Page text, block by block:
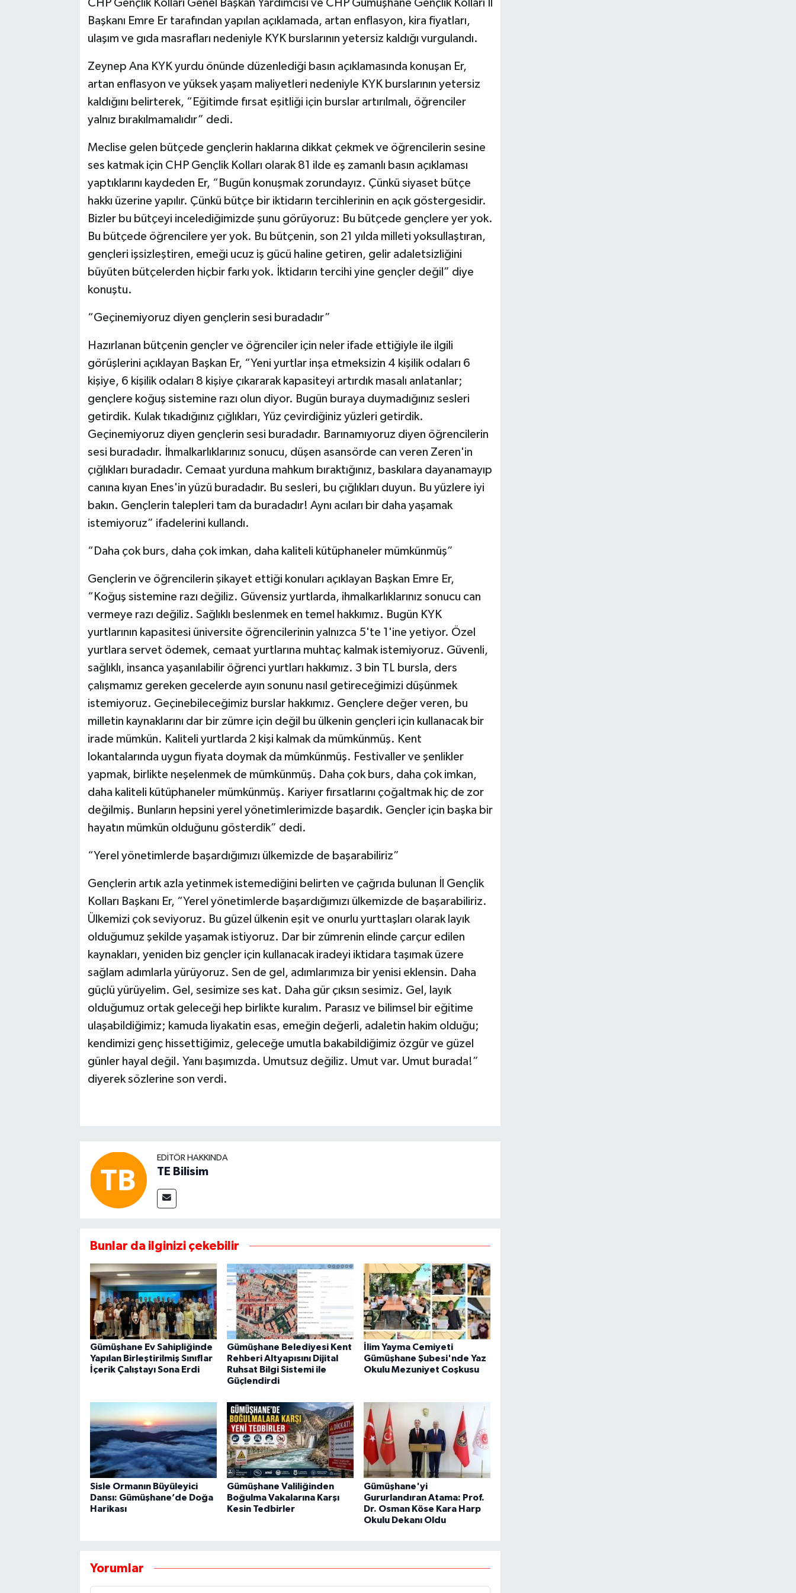
CHP Gençlik Kolları Genel Başkan Yardımcısı ve CHP Gümüşhane Gençlik Kolları İl
Başkanı Emre Er tarafından yapılan açıklamada, artan enflasyon, kira fiyatları,
ulaşım ve gıda masrafları nedeniyle KYK burslarının yetersiz kaldığı vurgulandı.
Zeynep Ana KYK yurdu önünde düzenlediği basın açıklamasında konuşan Er,
artan enflasyon ve yüksek yaşam maliyetleri nedeniyle KYK burslarının yetersiz
kaldığını belirterek, “Eğitimde fırsat eşitliği için burslar artırılmalı, öğrenciler
yalnız bırakılmamalıdır” dedi.
Meclise gelen bütçede gençlerin haklarına dikkat çekmek ve öğrencilerin sesine
ses katmak için CHP Gençlik Kolları olarak 81 ilde eş zamanlı basın açıklaması
yaptıklarını kaydeden Er, “Bugün konuşmak zorundayız. Çünkü siyaset bütçe
hakkı üzerine yapılır. Çünkü bütçe bir iktidarın tercihlerinin en açık göstergesidir.
Bizler bu bütçeyi incelediğimizde şunu görüyoruz: Bu bütçede gençlere yer yok.
Bu bütçede öğrencilere yer yok. Bu bütçenin, son 21 yılda milleti yoksullaştıran,
gençleri işsizleştiren, emeği ucuz iş gücü haline getiren, gelir adaletsizliğini
büyüten bütçelerden hiçbir farkı yok. İktidarın tercihi yine gençler değil” diye
konuştu.
“Geçinemiyoruz diyen gençlerin sesi buradadır”
Hazırlanan bütçenin gençler ve öğrenciler için neler ifade ettiğiyle ile ilgili
görüşlerini açıklayan Başkan Er, “Yeni yurtlar inşa etmeksizin 4 kişilik odaları 6
kişiye, 6 kişilik odaları 8 kişiye çıkararak kapasiteyi artırdık masalı anlatanlar;
gençlere koğuş sistemine razı olun diyor. Bugün buraya duymadığınız sesleri
getirdik. Kulak tıkadığınız çığlıkları, Yüz çevirdiğiniz yüzleri getirdik.
Geçinemiyoruz diyen gençlerin sesi buradadır. Barınamıyoruz diyen öğrencilerin
sesi buradadır. İhmalkarlıklarınız sonucu, düşen asansörde can veren Zeren'in
çığlıkları buradadır. Cemaat yurduna mahkum bıraktığınız, baskılara dayanamayıp
canına kıyan Enes'in yüzü buradadır. Bu sesleri, bu çığlıkları duyun. Bu yüzlere iyi
bakın. Gençlerin talepleri tam da buradadır! Aynı acıları bir daha yaşamak
istemiyoruz” ifadelerini kullandı.
“Daha çok burs, daha çok imkan, daha kaliteli kütüphaneler mümkünmüş”
Gençlerin ve öğrencilerin şikayet ettiği konuları açıklayan Başkan Emre Er,
“Koğuş sistemine razı değiliz. Güvensiz yurtlarda, ihmalkarlıklarınız sonucu can
vermeye razı değiliz. Sağlıklı beslenmek en temel hakkımız. Bugün KYK
yurtlarının kapasitesi üniversite öğrencilerinin yalnızca 5'te 1'ine yetiyor. Özel
yurtlara servet ödemek, cemaat yurtlarına muhtaç kalmak istemiyoruz. Güvenli,
sağlıklı, insanca yaşanılabilir öğrenci yurtları hakkımız. 3 bin TL bursla, ders
çalışmamız gereken gecelerde ayın sonunu nasıl getireceğimizi düşünmek
istemiyoruz. Geçinebileceğimiz burslar hakkımız. Gençlere değer veren, bu
milletin kaynaklarını dar bir zümre için değil bu ülkenin gençleri için kullanacak bir
irade mümkün. Kaliteli yurtlarda 2 kişi kalmak da mümkünmüş. Kent
lokantalarında uygun fiyata doymak da mümkünmüş. Festivaller ve şenlikler
yapmak, birlikte neşelenmek de mümkünmüş. Daha çok burs, daha çok imkan,
daha kaliteli kütüphaneler mümkünmüş. Kariyer fırsatlarını çoğaltmak hiç de zor
değilmiş. Bunların hepsini yerel yönetimlerimizde başardık. Gençler için başka bir
hayatın mümkün olduğunu gösterdik” dedi.
“Yerel yönetimlerde başardığımızı ülkemizde de başarabiliriz”
Gençlerin artık azla yetinmek istemediğini belirten ve çağrıda bulunan İl Gençlik
Kolları Başkanı Er, “Yerel yönetimlerde başardığımızı ülkemizde de başarabiliriz.
Ülkemizi çok seviyoruz. Bu güzel ülkenin eşit ve onurlu yurttaşları olarak layık
olduğumuz şekilde yaşamak istiyoruz. Dar bir zümrenin elinde çarçur edilen
kaynakları, yeniden biz gençler için kullanacak iradeyi iktidara taşımak üzere
sağlam adımlarla yürüyoruz. Sen de gel, adımlarımıza bir yenisi eklensin. Daha
güçlü yürüyelim. Gel, sesimize ses kat. Daha gür çıksın sesimiz. Gel, layık
olduğumuz ortak geleceği hep birlikte kuralım. Parasız ve bilimsel bir eğitime
ulaşabildiğimiz; kamuda liyakatin esas, emeğin değerli, adaletin hakim olduğu;
kendimizi genç hissettiğimiz, geleceğe umutla bakabildiğimiz özgür ve güzel
günler hayal değil. Yanı başımızda. Umutsuz değiliz. Umut var. Umut burada!”
diyerek sözlerine son verdi.
EDITÖR HAKKINDA
TE Bilisim
Bunlar da ilginizi çekebilir
Gümüşhane Ev Sahipliğinde
Yapılan Birleştirilmiş Sınıflar
İçerik Çalıştayı Sona Erdi
Gümüşhane Belediyesi Kent
Rehberi Altyapısını Dijital
Ruhsat Bilgi Sistemi ile
Güçlendirdi
İlim Yayma Cemiyeti
Gümüşhane Şubesi'nde Yaz
Okulu Mezuniyet Coşkusu
Sisle Ormanın Büyüleyici
Dansı: Gümüşhane’de Doğa
Harikası
Gümüşhane Valiliğinden
Boğulma Vakalarına Karşı
Kesin Tedbirler
Gümüşhane'yi
Gururlandıran Atama: Prof.
Dr. Osman Köse Kara Harp
Okulu Dekanı Oldu
Yorumlar